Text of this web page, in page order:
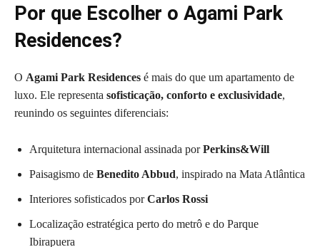
Por que Escolher o Agami Park
Residences?
O Agami Park Residences é mais do que um apartamento de
luxo. Ele representa sofisticação, conforto e exclusividade,
reunindo os seguintes diferenciais:
Arquitetura internacional assinada porPerkins&Will
Paisagismo de Benedito Abbud, inspirado na Mata Atlântica
Interiores sofisticados porCarlos Rossi
Localização estratégica perto do metrô e do Parque
Ibirapuera